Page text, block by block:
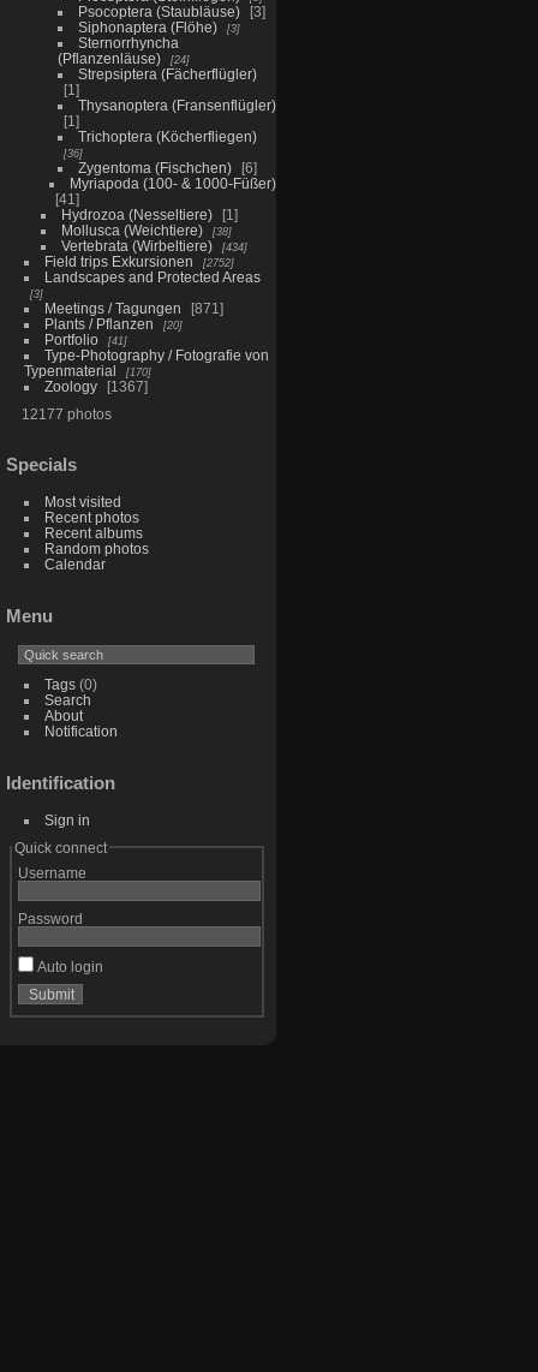
Psocoptera (Staubläuse)
3
Siphonaptera (Flöhe)
3
Sternorrhyncha
(Pflanzenläuse)
24
Strepsiptera (Fächerflügler)
1
Thysanoptera (Fransenflügler)
1
Trichoptera (Köcherfliegen)
36
Zygentoma (Fischchen)
6
Myriapoda (100- & 1000-Füßer)
41
Hydrozoa (Nesseltiere)
1
Mollusca (Weichtiere)
38
Vertebrata (Wirbeltiere) 434
Field trips Exkursionen 2752
Landscapes and Protected Areas
3
Meetings / Tagungen
871
Plants / Pflanzen
20
Portfolio 41
Type-Photography / Fotografie von
Typenmaterial
170
Zoology
1367
12177 photos
Specials
Most visited
Recent photos
Recent albums
Random photos
Calendar
Menu
Tags(0)
Search
About
Notification
Identification
Sign in
Quick connect
Username
Password
Auto login